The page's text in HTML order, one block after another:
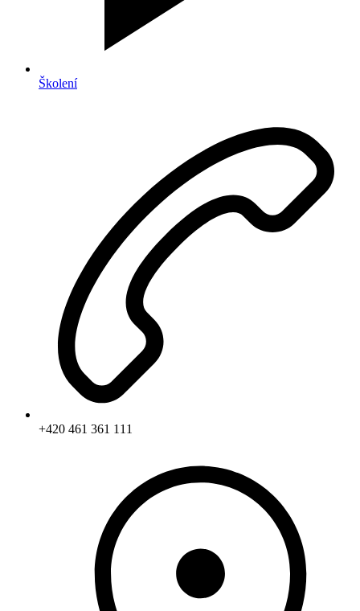
Školení
+420 461 361 111